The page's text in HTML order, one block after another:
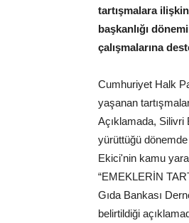
tartışmalara
başkanlığı
çalışmalarına
Cumhuriyet Halk
yaşanan
Açıklamada, Silivri
yürüttüğü
Ekici'nin kamu
“EMEKLERİN
Gıda Bankası
belirtildiği